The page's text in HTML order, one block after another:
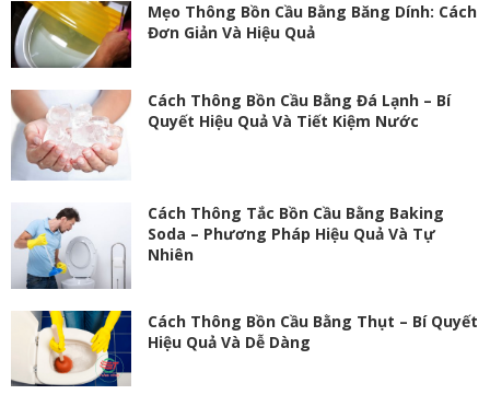
Mẹo Thông Bồn Cầu Bằng Băng Dính: Cách
Đơn Giản Và Hiệu Quả
Cách Thông Bồn Cầu Bằng Đá Lạnh – Bí
Quyết Hiệu Quả Và Tiết Kiệm Nước
Cách Thông Tắc Bồn Cầu Bằng Baking
Soda – Phương Pháp Hiệu Quả Và Tự
Nhiên
Cách Thông Bồn Cầu Bằng Thụt – Bí Quyết
Hiệu Quả Và Dễ Dàng